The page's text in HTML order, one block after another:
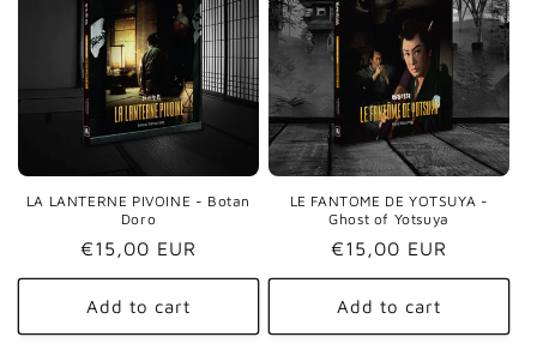
LA LANTERNE PIVOINE - Botan
Doro
Regular
price
€15,00 EUR
Add to cart
LE FANTOME DE YOTSUYA -
Ghost of Yotsuya
Regular
price
€15,00 EUR
Add to cart